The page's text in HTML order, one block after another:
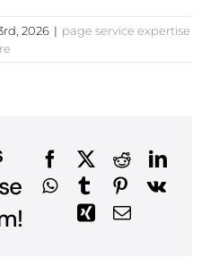
2026 | page service expertise
FacebookReddit
WhatsApp
TumblrPinterest
Vk
XingEmail